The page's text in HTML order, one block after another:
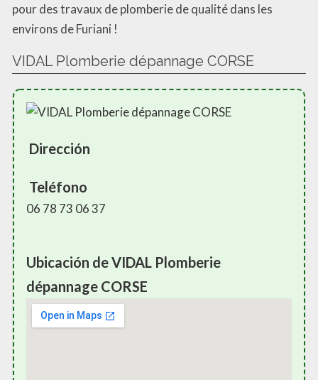
pour des travaux de plomberie de qualité dans les
environs de Furiani !
VIDAL Plomberie dépannage CORSE
Dirección
Teléfono
06 78 73 06 37
Ubicación de VIDAL Plomberie
dépannage CORSE